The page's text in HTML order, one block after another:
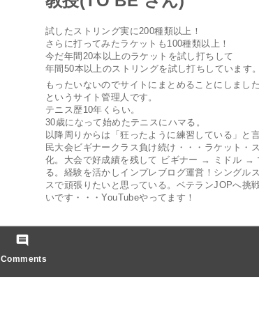
試したストリング実に200種類以上！
さらに打ってみたラケットも100種類以上！
今だ年間20本以上のラケットを試し打ちして
年間50本以上のストリングを試し打ちしています。
もったいないのでサイトにまとめることにしまし
というサイト管理人です。
テニス歴10年くらい。
30歳になって始めたテニスにハマる。
以降周りからは「狂ったように練習している」と
民大会ビギナークラス負け続け・・・ラケット・
化。大会で好成績を残して ビギナー → ミドル →
る。経験を活かしインプレブログ運営！シングル
スで頑張りたいと思っている。ベテランJOPへ挑
いです・・・YouTubeやってます！
comment
Comments